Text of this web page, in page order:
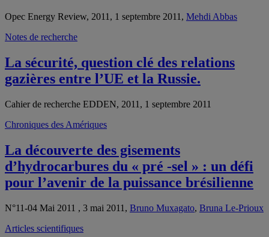
Opec Energy Review, 2011, 1 septembre 2011, Mehdi Abbas
Notes de recherche
La sécurité, question clé des relations
gazières entre l’UE et la Russie.
Cahier de recherche EDDEN, 2011, 1 septembre 2011
Chroniques des Amériques
La découverte des gisements
d’hydrocarbures du « pré -sel » : un défi
pour l’avenir de la puissance brésilienne
N°11-04 Mai 2011 , 3 mai 2011, Bruno Muxagato, Bruna Le-Prioux
Articles scientifiques